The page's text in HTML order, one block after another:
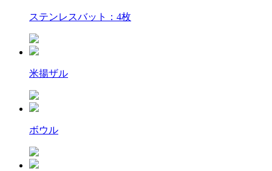
ステンレスバット：4枚
米揚ザル
ボウル